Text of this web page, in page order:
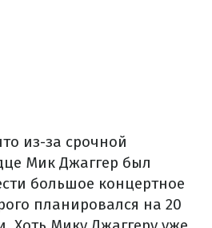
из-за срочной
Мик Джаггер был
большое концертное
планировался на 20